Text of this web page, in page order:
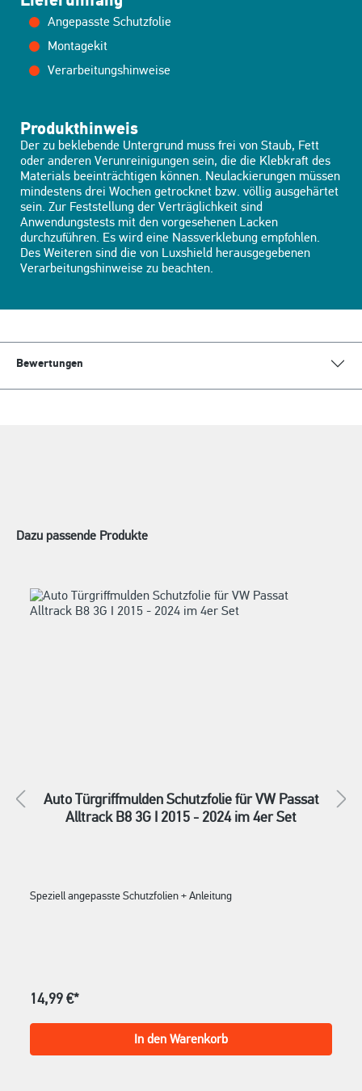
Angepasste Schutzfolie
Montagekit
Verarbeitungshinweise
Produkthinweis
Der zu beklebende Untergrund muss frei von Staub, Fett
oder anderen Verunreinigungen sein, die die Klebkraft des
Materials beeinträchtigen können. Neulackierungen müssen
mindestens drei Wochen getrocknet bzw. völlig ausgehärtet
sein. Zur Feststellung der Verträglichkeit sind
Anwendungstests mit den vorgesehenen Lacken
durchzuführen. Es wird eine Nassverklebung empfohlen.
Des Weiteren sind die von Luxshield herausgegebenen
Verarbeitungshinweise zu beachten.
Bewertungen
Dazu passende Produkte
Auto Türgriffmulden Schutzfolie für VW Passat
Alltrack B8 3G I 2015 - 2024 im 4er Set
Speziell angepasste Schutzfolien + Anleitung
14,99 €*
In den Warenkorb